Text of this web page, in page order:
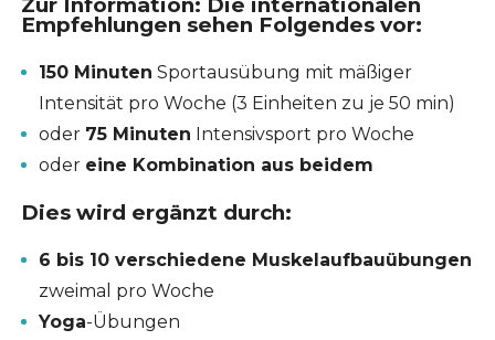
Empfehlungen sehen Folgendes vor:
150 Minuten Sportausübung mit mäßiger
Intensität pro Woche (3 Einheiten zu je 50 min)
oder 75 Minuten Intensivsport pro Woche
oder eine Kombination aus beidem
Dies wird ergänzt durch:
6 bis 10 verschiedene Muskelaufbauübungen
zweimal pro Woche
Yoga-Übungen